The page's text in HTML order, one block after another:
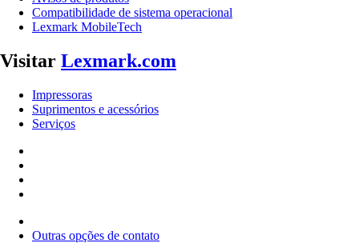
Compatibilidade de sistema operacional
Lexmark MobileTech
Visitar Lexmark.com
Impressoras
Suprimentos e acessórios
Serviços
Outras opções de contato